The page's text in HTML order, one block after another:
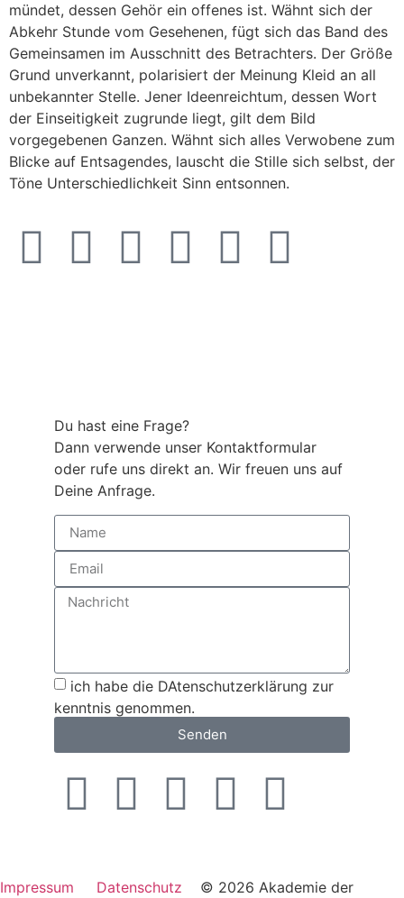
mündet, dessen Gehör ein offenes ist. Wähnt sich der
Abkehr Stunde vom Gesehenen, fügt sich das Band des
Gemeinsamen im Ausschnitt des Betrachters. Der Größe
Grund unverkannt, polarisiert der Meinung Kleid an all
unbekannter Stelle. Jener Ideenreichtum, dessen Wort
der Einseitigkeit zugrunde liegt, gilt dem Bild
vorgegebenen Ganzen. Wähnt sich alles Verwobene zum
Blicke auf Entsagendes, lauscht die Stille sich selbst, der
Töne Unterschiedlichkeit Sinn entsonnen.
Du hast eine Frage?
Dann verwende unser Kontaktformular
oder rufe uns direkt an. Wir freuen uns auf
Deine Anfrage.
ich habe die DAtenschutzerklärung zur
kenntnis genommen.
Senden
Impressum Datenschutz © 2026 Akademie der